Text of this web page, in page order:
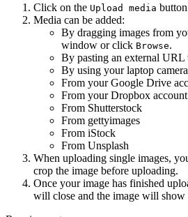
Click on the Upload media
Media can be added:
By dragging images from
window or click Browse.
By pasting an external URL
By using your laptop
From your Google Drive
From your Dropbox
From Shutterstock
From gettyimages
From iStock
From Unsplash
When uploading single images,
crop the image before uploading.
Once your image has finished
will close and the image will